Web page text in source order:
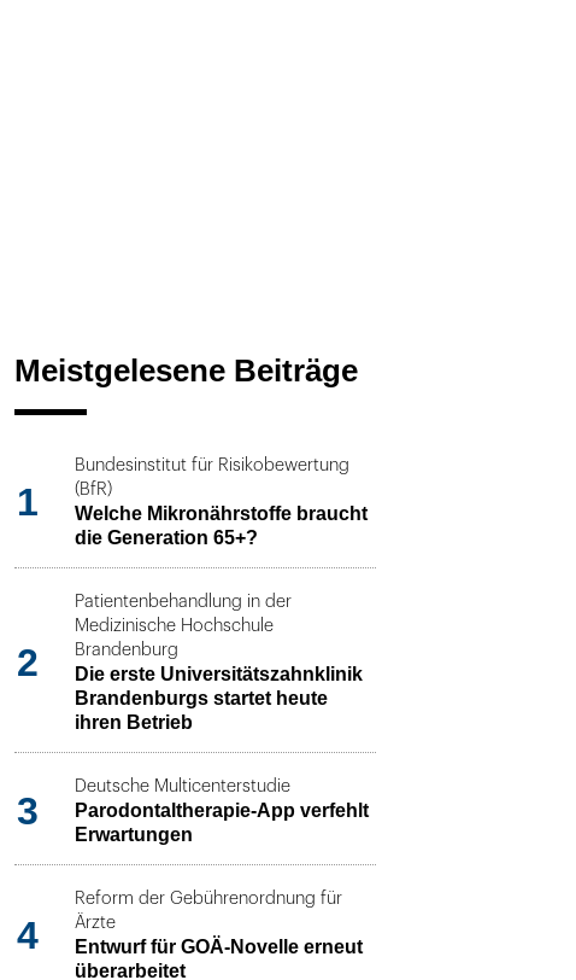
Meistgelesene Beiträge
1
Bundesinstitut für Risikobewertung
(BfR)
Welche Mikronährstoffe braucht
die Generation 65+?
2
Patientenbehandlung in der
Medizinische Hochschule
Brandenburg
Die erste Universitätszahnklinik
Brandenburgs startet heute
ihren Betrieb
3
Deutsche Multicenterstudie
Parodontaltherapie-App verfehlt
Erwartungen
4
Reform der Gebührenordnung für
Ärzte
Entwurf für GOÄ-Novelle erneut
überarbeitet